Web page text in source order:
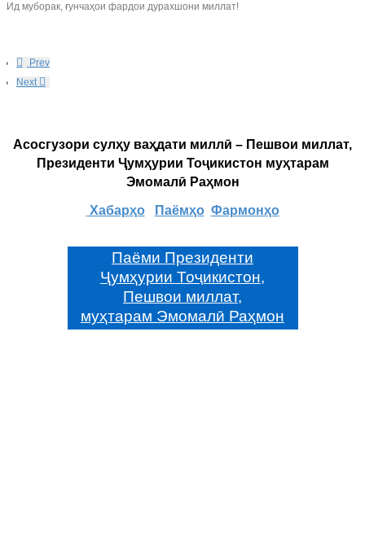
Ид муборак, ғунчаҳои фардои дурахшони миллат!
Prev
Next
Асосгузори сулҳу ваҳдати миллӣ – Пешвои миллат,
Президенти Ҷумҳурии Тоҷикистон муҳтарам
Эмомалӣ Раҳмон
Хабарҳо Паёмҳо Фармонҳо
Паёми Президенти
Ҷумҳурии Тоҷикистон,
Пешвои миллат,
муҳтарам Эмомалӣ Раҳмон